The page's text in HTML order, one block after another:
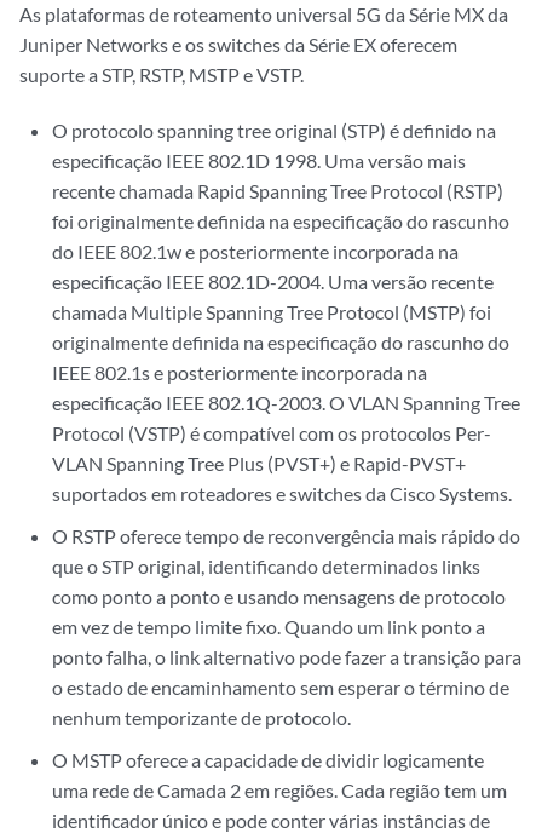
As plataformas de roteamento universal 5G da Série MX da
Juniper Networks e os switches da Série EX oferecem
suporte a STP, RSTP, MSTP e VSTP.
O protocolo spanning tree original (STP) é definido na
especificação IEEE 802.1D 1998. Uma versão mais
recente chamada Rapid Spanning Tree Protocol (RSTP)
foi originalmente definida na especificação do rascunho
do IEEE 802.1w e posteriormente incorporada na
especificação IEEE 802.1D-2004. Uma versão recente
chamada Multiple Spanning Tree Protocol (MSTP) foi
originalmente definida na especificação do rascunho do
IEEE 802.1s e posteriormente incorporada na
especificação IEEE 802.1Q-2003. O VLAN Spanning Tree
Protocol (VSTP) é compatível com os protocolos Per-
VLAN Spanning Tree Plus (PVST+) e Rapid-PVST+
suportados em roteadores e switches da Cisco Systems.
O RSTP oferece tempo de reconvergência mais rápido do
que o STP original, identificando determinados links
como ponto a ponto e usando mensagens de protocolo
em vez de tempo limite fixo. Quando um link ponto a
ponto falha, o link alternativo pode fazer a transição para
o estado de encaminhamento sem esperar o término de
nenhum temporizante de protocolo.
O MSTP oferece a capacidade de dividir logicamente
uma rede de Camada 2 em regiões. Cada região tem um
identificador único e pode conter várias instâncias de